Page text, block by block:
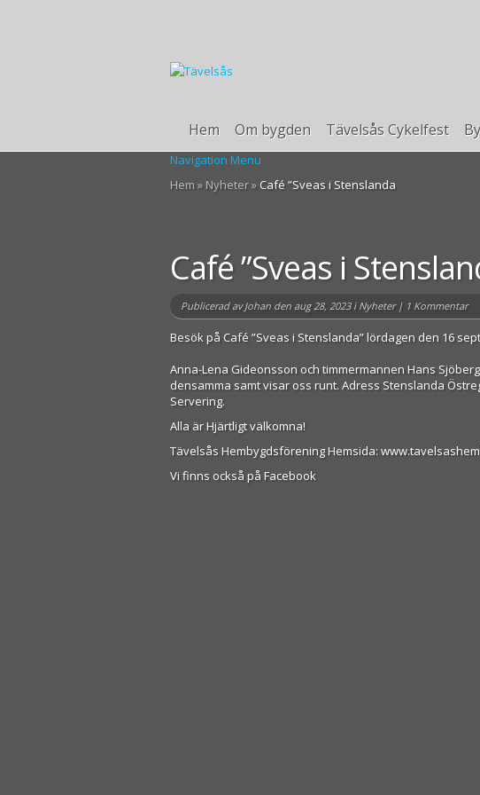
Hem Om bygden Tävelsås Cykelfest
Navigation Menu
Hem » Nyheter» Café ”Sveas i Stenslanda
Café ”Sveas i
Publicerad avJohan den aug 28, 2023 i Nyheter| 1 Kommentar
Besök på Café ”Sveas i Stenslanda” lördagen den 16
Anna-Lena Gideonsson och timmermannen Hans
densamma samt visar oss runt. Adress Stenslanda
Servering.
Alla är Hjärtligt välkomna!
Tävelsås Hembygdsförening Hemsida:
Vi finns också på Facebook